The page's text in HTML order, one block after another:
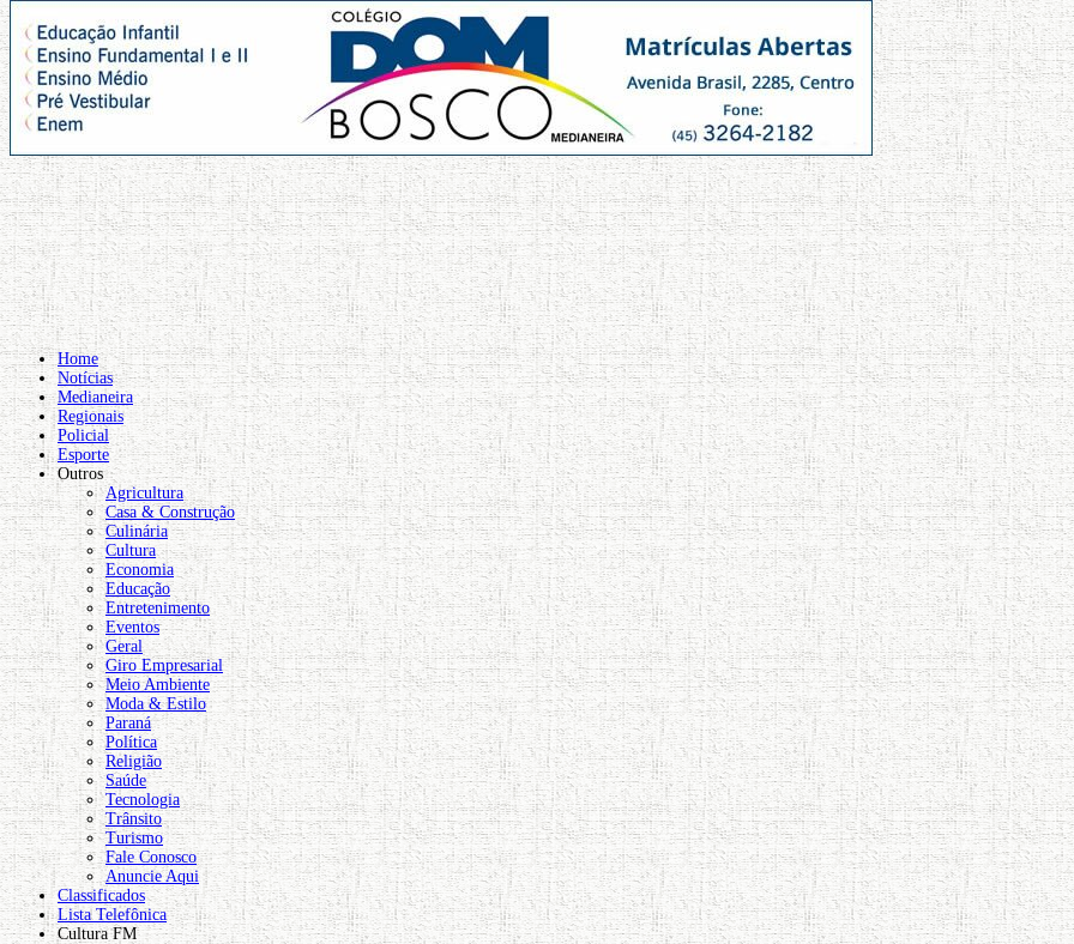
Home
Notícias
Medianeira
Regionais
Policial
Esporte
Outros
Agricultura
Casa & Construção
Culinária
Cultura
Economia
Educação
Entretenimento
Eventos
Geral
Giro Empresarial
Meio Ambiente
Moda & Estilo
Paraná
Política
Religião
Saúde
Tecnologia
Trânsito
Turismo
Fale Conosco
Anuncie Aqui
Classificados
Lista Telefônica
Cultura FM